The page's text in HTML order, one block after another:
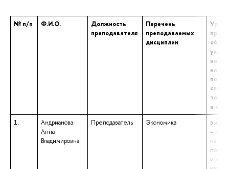
№ п/п Ф.И.О.
Должность
преподавателя
Перечень
преподаваемых
дисциплин
том
и
1.
Андрианова
Анна
Владимировна
Преподаватель Экономика
–
и